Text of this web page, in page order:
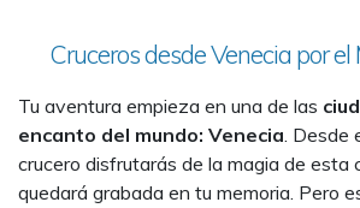
Cruceros desde Venecia por
Tu aventura empieza en una de las
encanto del mundo: Venecia. Desde
crucero disfrutarás de la magia de esta
quedará grabada en tu memoria. Pero